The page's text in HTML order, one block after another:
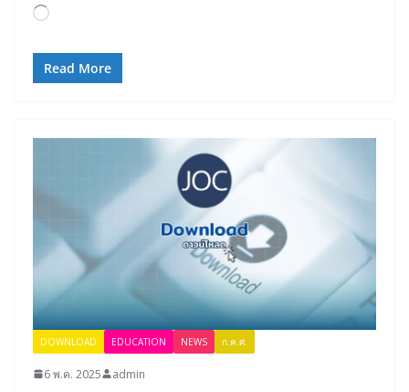
Loading…
Read More
DOWNLOAD EDUCATION NEWS ก.ค.ศ.
6 พ.ค. 2025 admin